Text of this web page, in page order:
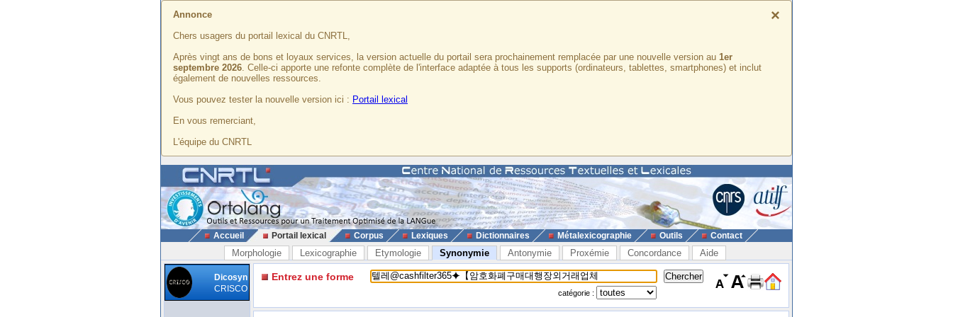
×
Annonce
Chers usagers du portail lexical du CNRTL,
Après vingt ans de bons et loyaux services, la version actuelle du portail sera prochainement remplacée par une nouvelle version au 1er
septembre 2026. Celle-ci apporte une refonte complète de l'interface adaptée à tous les supports (ordinateurs, tablettes, smartphones) et inclut
également de nouvelles ressources.
Vous pouvez tester la nouvelle version ici : Portail lexical
En vous remerciant,
L'équipe du CNRTL
Accueil Portail lexical Corpus Lexiques Dictionnaires Métalexicographie Outils Contact
Morphologie Lexicographie Etymologie Synonymie Antonymie Proxémie Concordance Aide
Dicosyn
CRISCO
Entrez une forme
catégorie :